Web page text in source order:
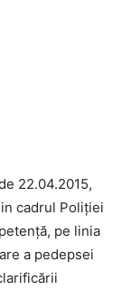
22.04.2015,
cadrul Poliţiei
pe linia
a pedepsei